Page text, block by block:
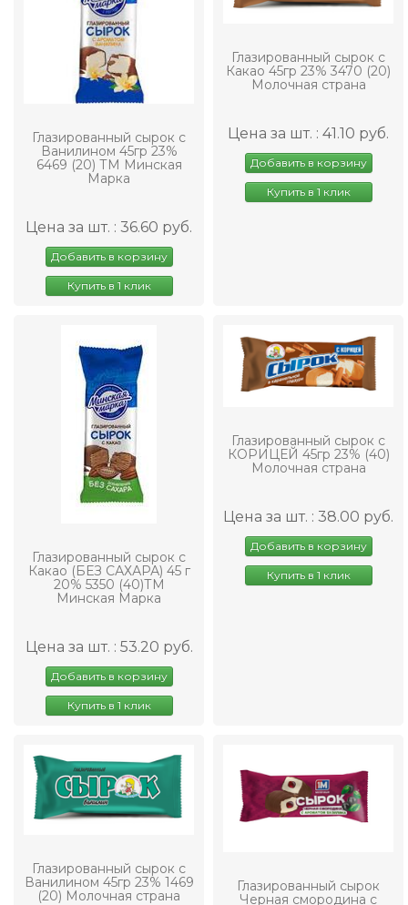
Глазированный сырок с
Ванилином 45гр 23%
6469 (20) ТМ Минская
Марка
Цена за шт. : 36.60 руб.
Добавить в корзину
Купить в 1 клик
Глазированный сырок с
Какао 45гр 23% 3470 (20)
Молочная страна
Цена за шт. : 41.10 руб.
Добавить в корзину
Купить в 1 клик
Глазированный сырок с
Какао (БЕЗ САХАРА) 45 г
20% 5350 (40)ТМ
Минская Марка
Цена за шт. : 53.20 руб.
Добавить в корзину
Купить в 1 клик
Глазированный сырок с
КОРИЦЕЙ 45гр 23% (40)
Молочная страна
Цена за шт. : 38.00 руб.
Добавить в корзину
Купить в 1 клик
Глазированный сырок с
Ванилином 45гр 23% 1469
(20) Молочная страна
Глазированный сырок
Черная смородина с